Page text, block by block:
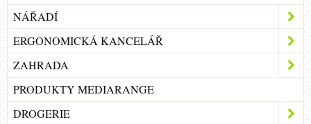
NÁŘADÍ
ERGONOMICKÁ KANCELÁŘ
ZAHRADA
PRODUKTY MEDIARANGE
DROGERIE